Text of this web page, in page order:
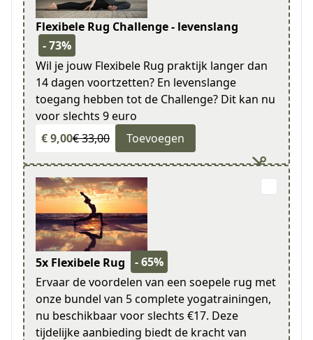
Flexibele Rug Challenge - levenslang
- 73%
Wil je jouw Flexibele Rug praktijk langer dan
14 dagen voortzetten? En levenslange
toegang hebben tot de Challenge? Dit kan nu
voor slechts 9 euro
€ 9,00€ 33,00 Toevoegen
5x Flexibele Rug
- 65%
Ervaar de voordelen van een soepele rug met
onze bundel van 5 complete yogatrainingen,
nu beschikbaar voor slechts €17. Deze
tijdelijke aanbieding biedt de kracht van